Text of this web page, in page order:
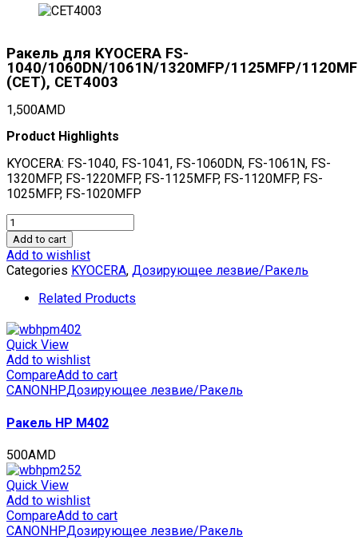
Ракель для KYOCERA FS-
1040/1060DN/1061N/1320MFP/1125MFP/
(CET), CET4003
1,500AMD
Product Highlights
KYOCERA: FS-1040, FS-1041, FS-1060DN, FS-1061N, FS-
1320MFP, FS-1220MFP, FS-1125MFP, FS-1120MFP, FS-
1025MFP, FS-1020MFP
Ракель
для
KYOCERA
FS-
1040/1060DN/1061N/1320MFP/1125MFP/1120MFP/
(CET),
quantity
Add to cart
Add to wishlist
Categories KYOCERA, Дозирующее лезвие/Ракель
Related Products
Quick View
Add to wishlist
CompareAdd to cart
CANON HPДозирующее лезвие/Ракель
Ракель HP M402
500AMD
Quick View
Add to wishlist
CompareAdd to cart
CANONHPДозирующее лезвие/Ракель